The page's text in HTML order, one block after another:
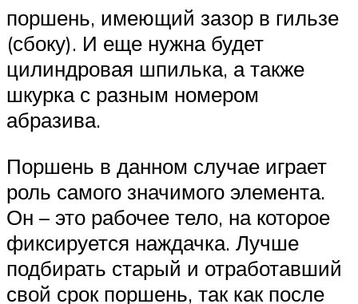
поршень, имеющий зазор в гильзе
(сбоку). И еще нужна будет
цилиндровая шпилька, а также
шкурка с разным номером
абразива.
Поршень в данном случае играет
роль самого значимого элемента.
Он – это рабочее тело, на которое
фиксируется наждачка. Лучше
подбирать старый и отработавший
свой срок поршень, так как после